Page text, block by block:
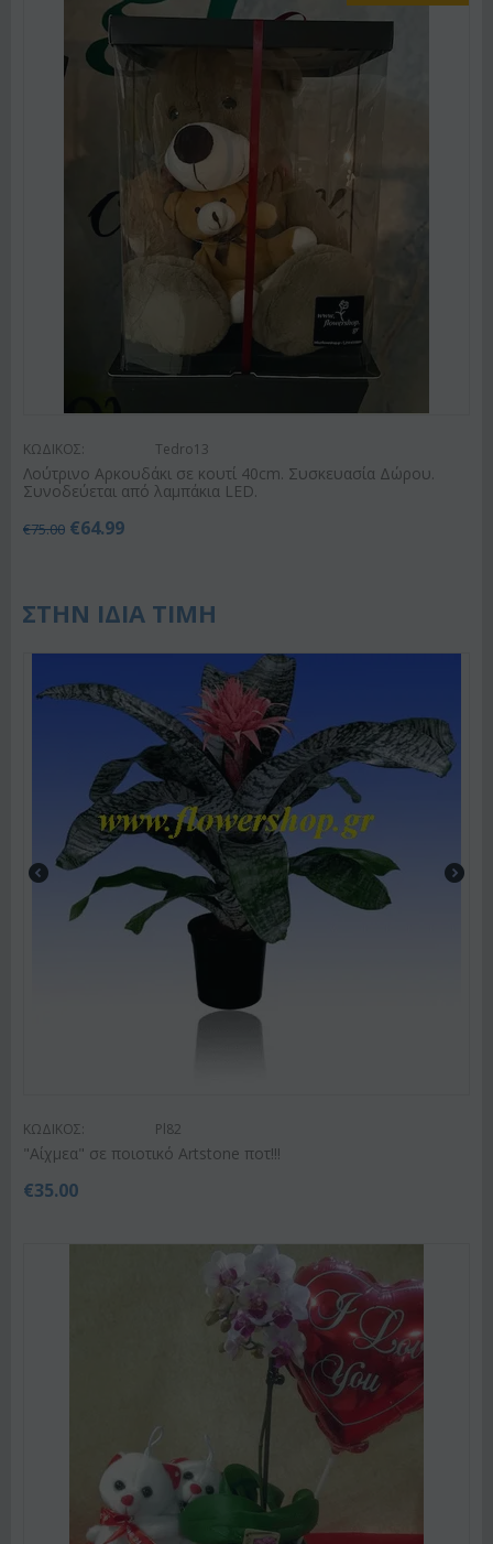
ΚΩΔΙΚΟΣ: Tedro13
Λούτρινο Αρκουδάκι σε κουτί 40cm. Συσκευασία Δώρου.
Συνοδεύεται από λαμπάκια LED.
€75.00 €64.99
ΣΤΗΝ ΙΔΙΑ ΤΙΜΗ
ΚΩΔΙΚΟΣ: Pl82
"Αίχμεα" σε ποιοτικό Artstone ποτ!!!
€35.00